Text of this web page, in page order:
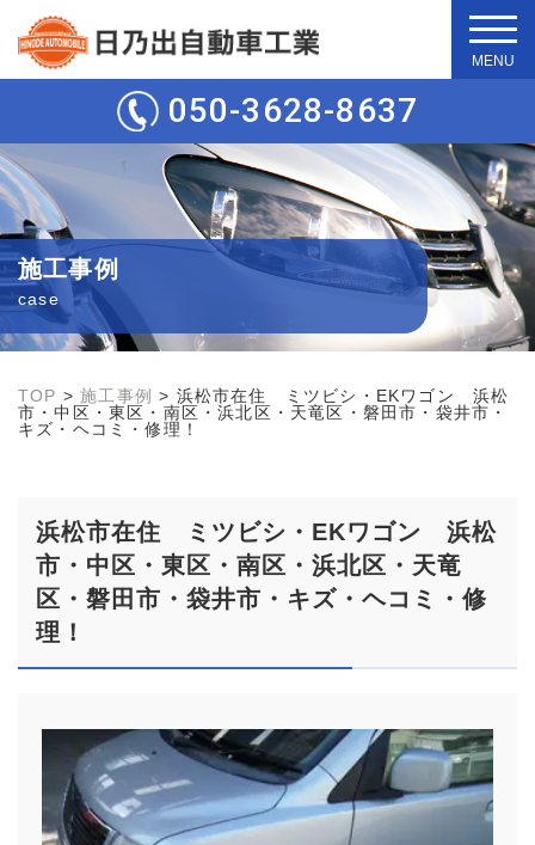
t
o
g
e
n
a
v
g
a
t
i
o
050-3628-8637
施工事例
case
TOP >施工事例 > 浜松市在住 ミツビシ・EKワゴン 浜松
市・中区・東区・南区・浜北区・天竜区・磐田市・袋井市・
キズ・ヘコミ・修理！
浜松市在住 ミツビシ・EKワゴン 浜松
市・中区・東区・南区・浜北区・天竜
区・磐田市・袋井市・キズ・ヘコミ・修
理！